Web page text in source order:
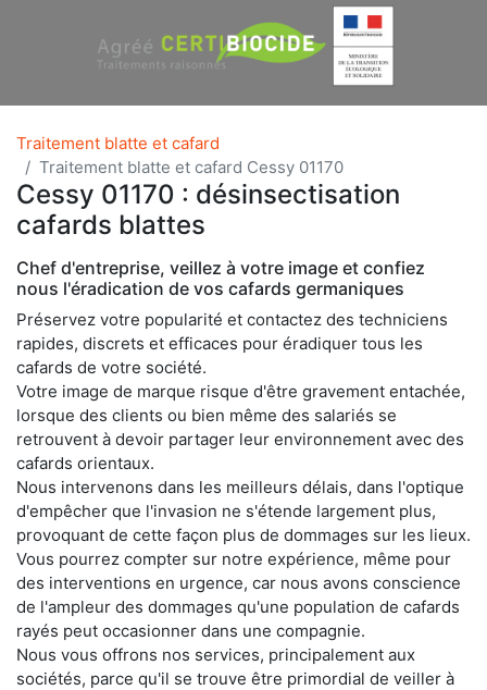
Traitement blatte et cafard
Traitement blatte et cafard Cessy 01170
Cessy 01170 : désinsectisation
cafards blattes
Chef d'entreprise, veillez à votre image et confiez
nous l'éradication de vos cafards germaniques
Préservez votre popularité et contactez des techniciens
rapides, discrets et efficaces pour éradiquer tous les
cafards de votre société.
Votre image de marque risque d'être gravement entachée,
lorsque des clients ou bien même des salariés se
retrouvent à devoir partager leur environnement avec des
cafards orientaux.
Nous intervenons dans les meilleurs délais, dans l'optique
d'empêcher que l'invasion ne s'étende largement plus,
provoquant de cette façon plus de dommages sur les lieux.
Vous pourrez compter sur notre expérience, même pour
des interventions en urgence, car nous avons conscience
de l'ampleur des dommages qu'une population de cafards
rayés peut occasionner dans une compagnie.
Nous vous offrons nos services, principalement aux
sociétés, parce qu'il se trouve être primordial de veiller à